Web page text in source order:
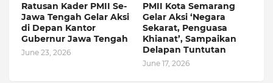
Ratusan Kader PMII Se-
Jawa Tengah Gelar Aksi
di Depan Kantor
Gubernur Jawa Tengah
June 23, 2026
PMII Kota Semarang
Gelar Aksi ‘Negara
Sekarat, Penguasa
Khianat’, Sampaikan
Delapan Tuntutan
June 17, 2026